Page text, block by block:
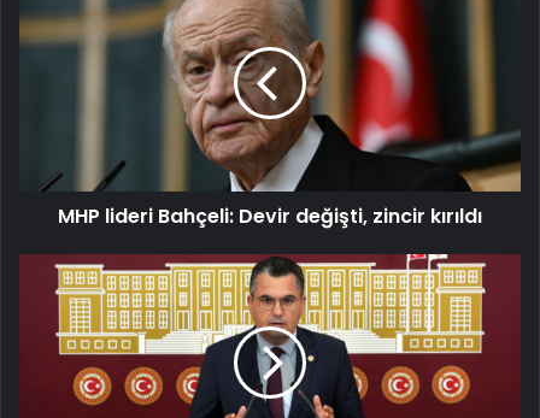
lideri
Bahçeli:
MHP lideri Bahçeli: Devir değişti, zincir kırıldı
DEVA
Partili